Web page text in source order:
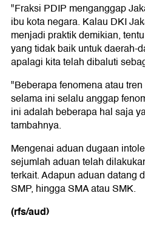
"Fraksi PDIP menganggap
ibu kota negara. Kalau DKI
menjadi praktik demikian,
yang tidak baik untuk daerah-
apalagi kita telah dibaluti
"Beberapa fenomena atau
selama ini selalu anggap
ini adalah beberapa hal saja
tambahnya.
Mengenai aduan dugaan
sejumlah aduan telah
terkait. Adapun aduan datang
SMP, hingga SMA atau SMK.
(rfs/aud)